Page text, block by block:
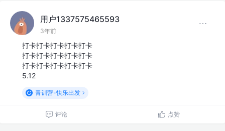
用户1337575465593
3年前
打卡打卡打卡打卡打卡
打卡打卡打卡打卡打卡
打卡打卡打卡打卡打卡
5.12
青训营-快乐出发
评论 点赞